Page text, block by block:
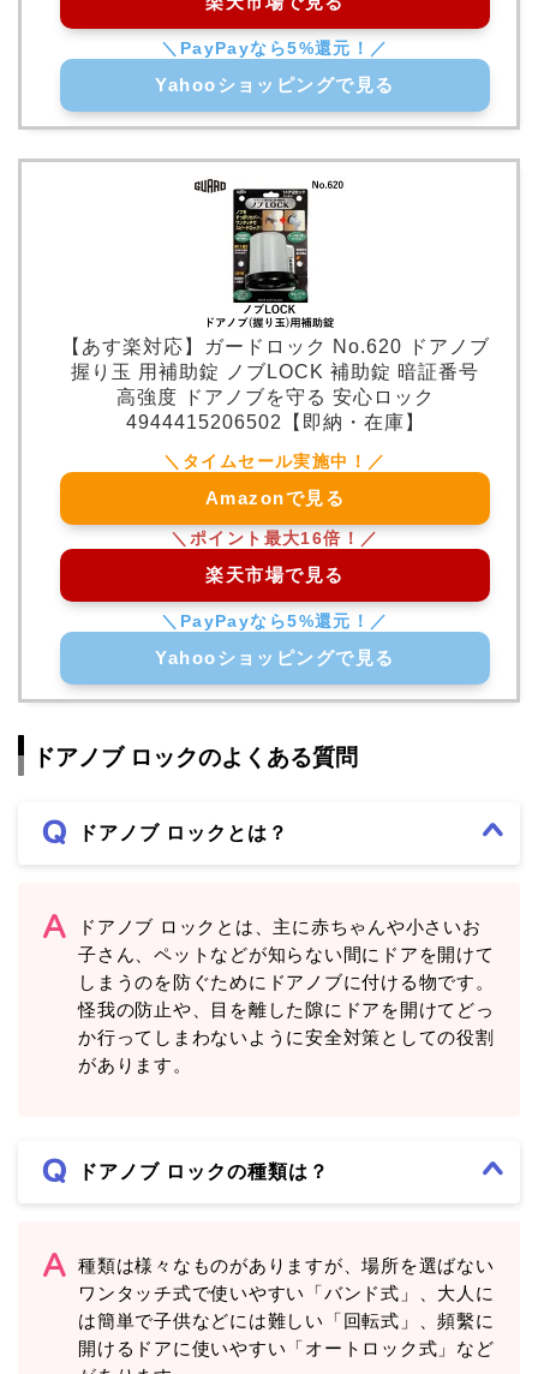
Yahooショッピングで見る
【あす楽対応】ガードロック No.620 ドアノブ
握り玉 用補助錠 ノブLOCK 補助錠 暗証番号
高強度 ドアノブを守る 安心ロック
4944415206502【即納・在庫】
Amazonで見る
楽天市場で見る
Yahooショッピングで見る
ドアノブ ロックのよくある質問
ドアノブ ロックとは？
ドアノブ ロックとは、主に赤ちゃんや小さいお
子さん、ペットなどが知らない間にドアを開けて
しまうのを防ぐためにドアノブに付ける物です。
怪我の防止や、目を離した隙にドアを開けてどっ
か行ってしまわないように安全対策としての役割
があります。
ドアノブ ロックの種類は？
種類は様々なものがありますが、場所を選ばない
ワンタッチ式で使いやすい「バンド式」、大人に
は簡単で子供などには難しい「回転式」、頻繫に
開けるドアに使いやすい「オートロック式」など